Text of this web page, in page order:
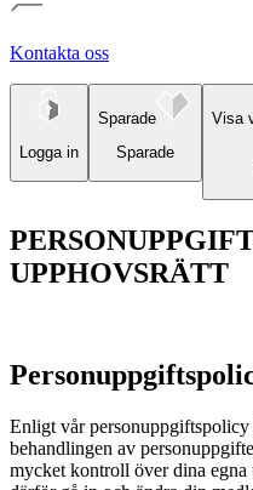
Kontakta oss
Logga in
Sparade
Sparade
Visa
UPPHOVSRÄTT
Enligt vår
behandlingen av
mycket kontroll över dina